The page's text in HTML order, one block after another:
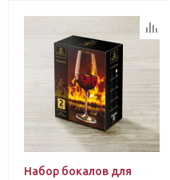
Набор бокалов для